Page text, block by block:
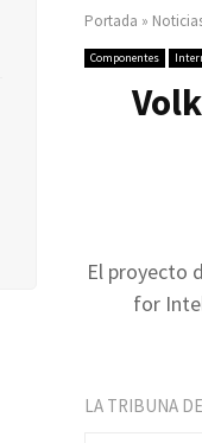
Portada »
Componentes
El proyecto
for
LA TRIBUNA